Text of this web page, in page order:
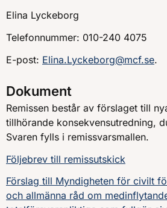
Elina Lyckeborg
Telefonnummer: 010-240 4075
E-post: Elina.Lyckeborg@mcf.se.
Dokument
Remissen består av förslaget till
tillhörande konsekvensutredning,
Svaren fylls i remissvarsmallen.
Följebrev till remissutskick
Förslag till Myndigheten för civilt
och allmänna råd om